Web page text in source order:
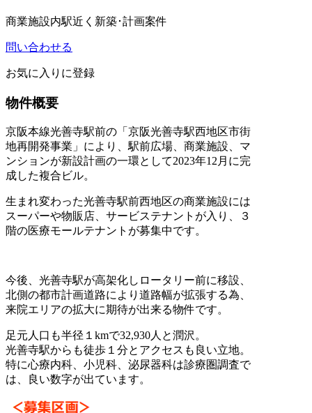
商業施設内駅近く 新築･計画案件
問い合わせる
お気に入りに登録
物件概要
京阪本線光善寺駅前の「京阪光善寺駅西地区市街
地再開発事業」により、駅前広場、商業施設、マ
ンションが新設計画の一環として2023年12月に完
成した複合ビル。
生まれ変わった光善寺駅前西地区の商業施設には
スーパーや物販店、サービステナントが入り、３
階の医療モールテナントが募集中です。
今後、光善寺駅が高架化しロータリー前に移設、
北側の都市計画道路により道路幅が拡張する為、
来院エリアの拡大に期待が出来る物件です。
足元人口も半径１kmで32,930人と潤沢。
光善寺駅からも徒歩１分とアクセスも良い立地。
特に心療内科、小児科、泌尿器科は診療圏調査で
は、良い数字が出ています。